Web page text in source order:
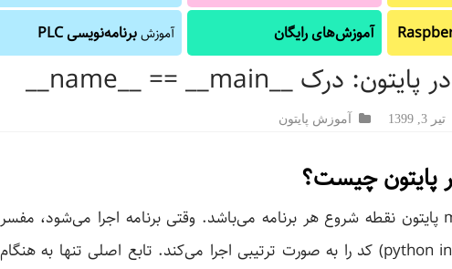
آموزش‌های رایگان
آموزشبرنامه‌نویسی PLC
تیر 3, 1399 آموزش پایتون
تابع اصلی یا main پایتون نقطه شروع هر برنامه می‌باشد. وقتی برنامه اجرا می‌شود، مفسر
پایتون (python interpreter) کد را به صورت ترتیبی اجرا می‌کند. تابع اصلی تنها به هنگام